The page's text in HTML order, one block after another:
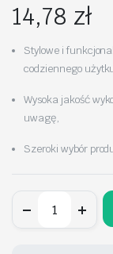
14,78 zł
Stylowe i
codziennego
Wysoka jakość
uwagę,
Szeroki wybór